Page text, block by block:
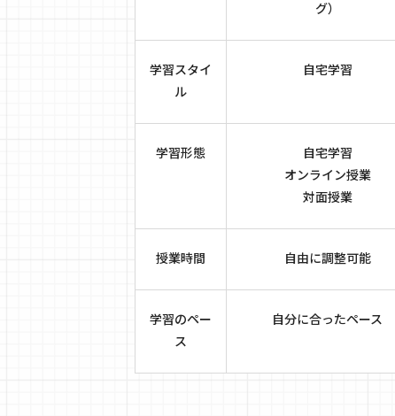
グ）
学習スタイ
ル
自宅学習
学習形態
自宅学習
オンライン授業
対面授業
授業時間 自由に調整可能
学習のペー
ス
自分に合ったペース